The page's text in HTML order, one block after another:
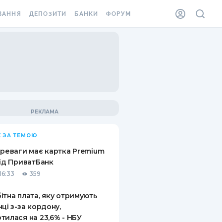
ВІНЬЄТКА
ВІД
ВИПАДКІВ
ДЕПОЗИТИ
ПИТАННЯ ТА ВІДПОВІДІ
ПУТІВНИКИ ПО
БАНКИ ФОРУМ
ЗА ТЕМОЮ
має картка Premium
ПриватБанк
359
плата, яку отримують
з-за кордону,
на 23,6% - НБУ